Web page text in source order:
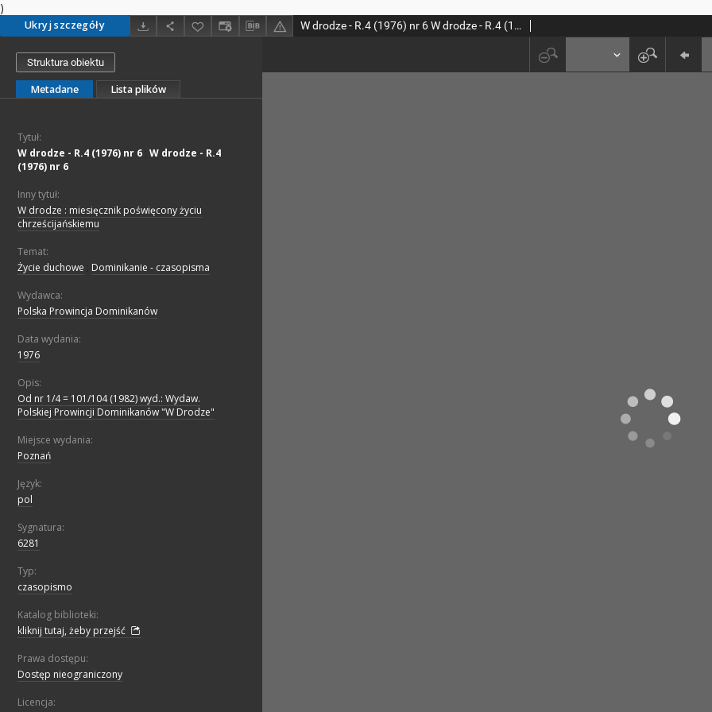
)
Ukryj szczegóły W drodze - R.4 (1976) nr 6 W drodze - R.4 (1976) nr 6
Struktura obiektu
Metadane Lista plików
Tytuł:
W drodze - R.4 (1976) nr 6 W drodze - R.4
(1976) nr 6
Inny tytuł:
W drodze : miesięcznik poświęcony życiu
chrześcijańskiemu
Temat:
Życie duchowe
Dominikanie - czasopisma
Wydawca:
Polska Prowincja Dominikanów
Data wydania:
1976
Opis:
Od nr 1/4 = 101/104 (1982) wyd.: Wydaw.
Polskiej Prowincji Dominikanów "W Drodze"
Miejsce wydania:
Poznań
Język:
pol
Sygnatura:
6281
Typ:
czasopismo
Katalog biblioteki:
kliknij tutaj, żeby przejść
Prawa dostępu:
Dostęp nieograniczony
Licencja: